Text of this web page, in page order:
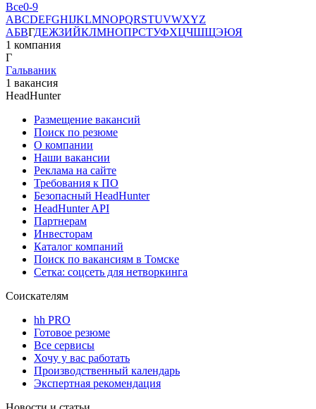
Все0-9
ABCDEFGHIJKLMNOPQRSTUVWXYZ
АБВГДЕЖЗИЙКЛМНОПРСТУФХЦЧШЩЭЮЯ
1 компания
Г
Гальваник
1 вакансия
HeadHunter
Размещение вакансий
Поиск по резюме
О компании
Наши вакансии
Реклама на сайте
Требования к ПО
Безопасный HeadHunter
HeadHunter API
Партнерам
Инвесторам
Каталог компаний
Поиск по вакансиям в Томске
Сетка: соцсеть для нетворкинга
Соискателям
hh PRO
Готовое резюме
Все сервисы
Хочу у вас работать
Производственный календарь
Экспертная рекомендация